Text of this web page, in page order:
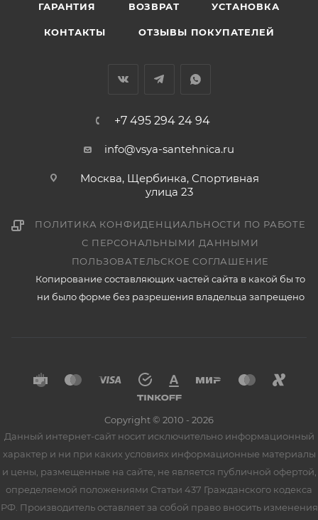
ГАРАНТИЯ ВОЗВРАТ УСТАНОВКА
КОНТАКТЫ ОТЗЫВЫ ПОКУПАТЕЛЕЙ
+7 495 294 24 94
info@vsya-santehnica.ru
Москва, Щербинка, Спортивная
улица 23
ПОЛИТИКА КОНФИДЕНЦИАЛЬНОСТИ ПО РАБОТЕ
С ПЕРСОНАЛЬНЫМИ ДАННЫМИ
ПОЛЬЗОВАТЕЛЬСКОЕ СОГЛАШЕНИЕ
Копирование составляющих частей сайта в какой бы то
ни было форме без разрешения владельца запрещено
Copyright © 2010 - 2026
Данный интернет-сайт носит исключительно информационный
характер и ни при каких условиях информационные материалы
и цены, размещенные на сайте, не является публичной офертой,
определяемой положениями Статьи 437 Гражданского кодекса
РФ. Производитель оставляет за собой право вносить изменения